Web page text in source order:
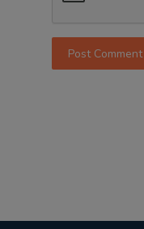
Post Comment